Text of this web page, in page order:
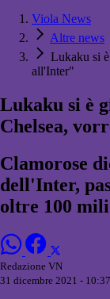
Viola News
Altre news
Lukaku si
all'Inter"
Lukaku si è
Chelsea,
Clamorose
dell'Inter,
oltre 100
Redazione VN
31 dicembre 2021 - 10:37